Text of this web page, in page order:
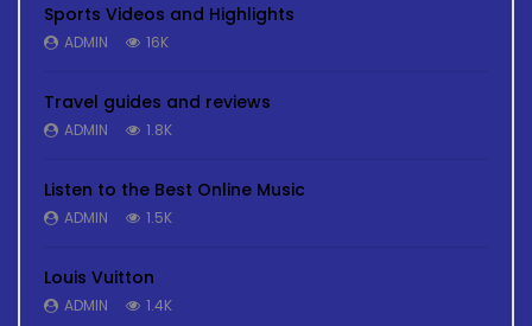
Sports Videos and Highlights
ADMIN 16K
Travel guides and reviews
ADMIN 1.8K
Listen to the Best Online Music
ADMIN 1.5K
Louis Vuitton
ADMIN 1.4K